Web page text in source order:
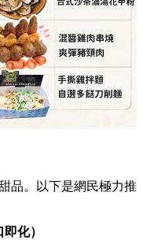
品。以下是網民極力推
化）